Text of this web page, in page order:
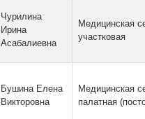
Чурилина
Ирина
Асабалиевна
Медицинская
участковая
Бушина Елена
Викторовна
Медицинская
палатная